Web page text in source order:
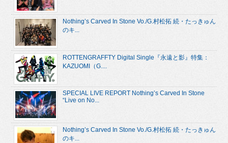
Nothing’s Carved In Stone Vo./G.村松拓 続・たっきゅん
のキ...
ROTTENGRAFFTY Digital Single『永遠と影』特集：
KAZUOMI（G....
SPECIAL LIVE REPORT Nothing’s Carved In Stone
“Live on No...
Nothing’s Carved In Stone Vo./G.村松拓 続・たっきゅん
のキ...